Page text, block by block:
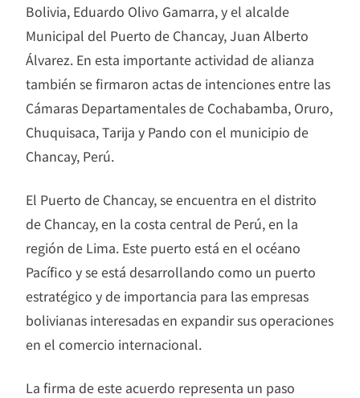
Bolivia, Eduardo Olivo Gamarra, y el alcalde
Municipal del Puerto de Chancay, Juan Alberto
Álvarez. En esta importante actividad de alianza
también se firmaron actas de intenciones entre las
Cámaras Departamentales de Cochabamba, Oruro,
Chuquisaca, Tarija y Pando con el municipio de
Chancay, Perú.
El Puerto de Chancay, se encuentra en el distrito
de Chancay, en la costa central de Perú, en la
región de Lima. Este puerto está en el océano
Pacífico y se está desarrollando como un puerto
estratégico y de importancia para las empresas
bolivianas interesadas en expandir sus operaciones
en el comercio internacional.
La firma de este acuerdo representa un paso